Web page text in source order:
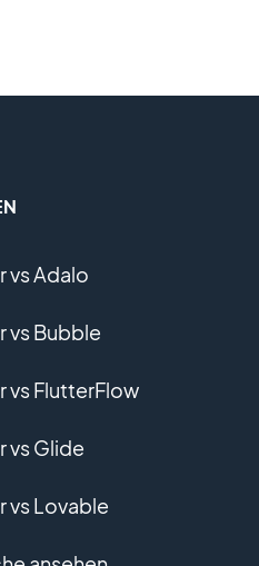
vs Adalo
vs Bubble
vs FlutterFlow
vs Glide
vs Lovable